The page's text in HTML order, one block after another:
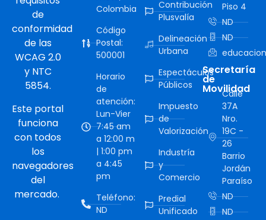
de
conformidad
de las
WCAG 2.0
y NTC
5854.
Este portal
funciona
con todos
los
navegadores
del
mercado.
Colombia
Código
Postal:
500001
Horario
de
atención:
Lun-Vier
7:45 am
a 12:00 m
| 1:00 pm
a 4:45
pm
Teléfono:
ND
Contribución
Plusvalía
Delineación
Urbana
Espectáculos
Públicos
Impuesto
de
Valorización
Industría
y
Comercio
Predial
Unificado
Piso 4
ND
ND
Secretaría
de
Movilidad
Calle
37A
Nro.
19C -
26
Barrio
Jordán
Paraíso
ND
ND